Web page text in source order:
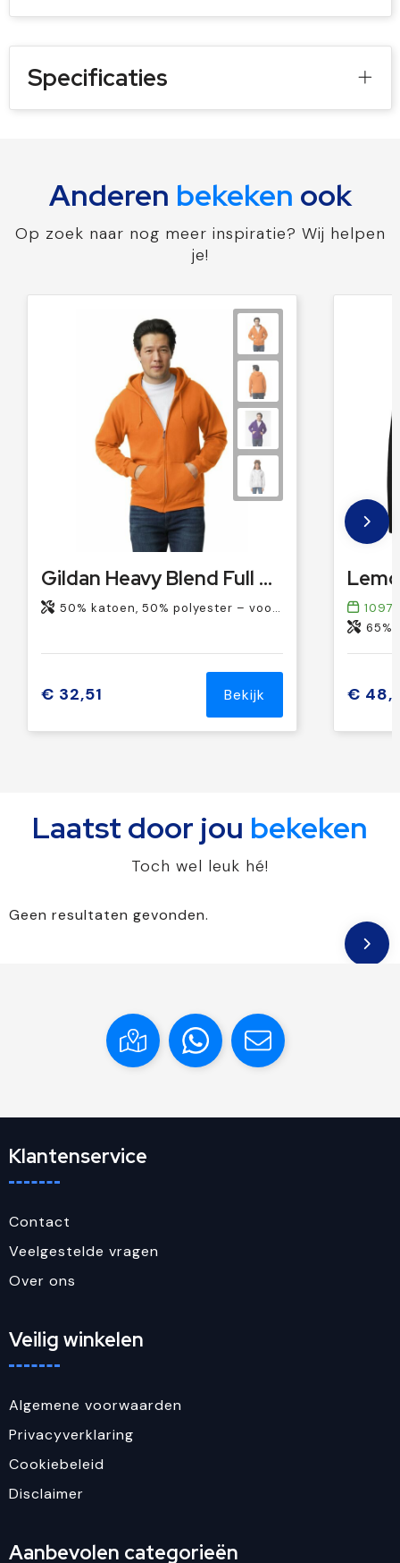
Specificaties
Anderen bekeken ook
Op zoek naar nog meer inspiratie? Wij helpen
je!
Gildan Heavy Blend Full Zip Hooded Sweater
50% katoen, 50% polyester – voorgekrompen sweat
€ 32,51 Bekijk
1097
65%
€
Laatst door jou bekeken
Toch wel leuk hé!
Geen resultaten gevonden.
Klantenservice
Contact
Veelgestelde vragen
Over ons
Veilig winkelen
Algemene voorwaarden
Privacyverklaring
Cookiebeleid
Disclaimer
Aanbevolen categorieën